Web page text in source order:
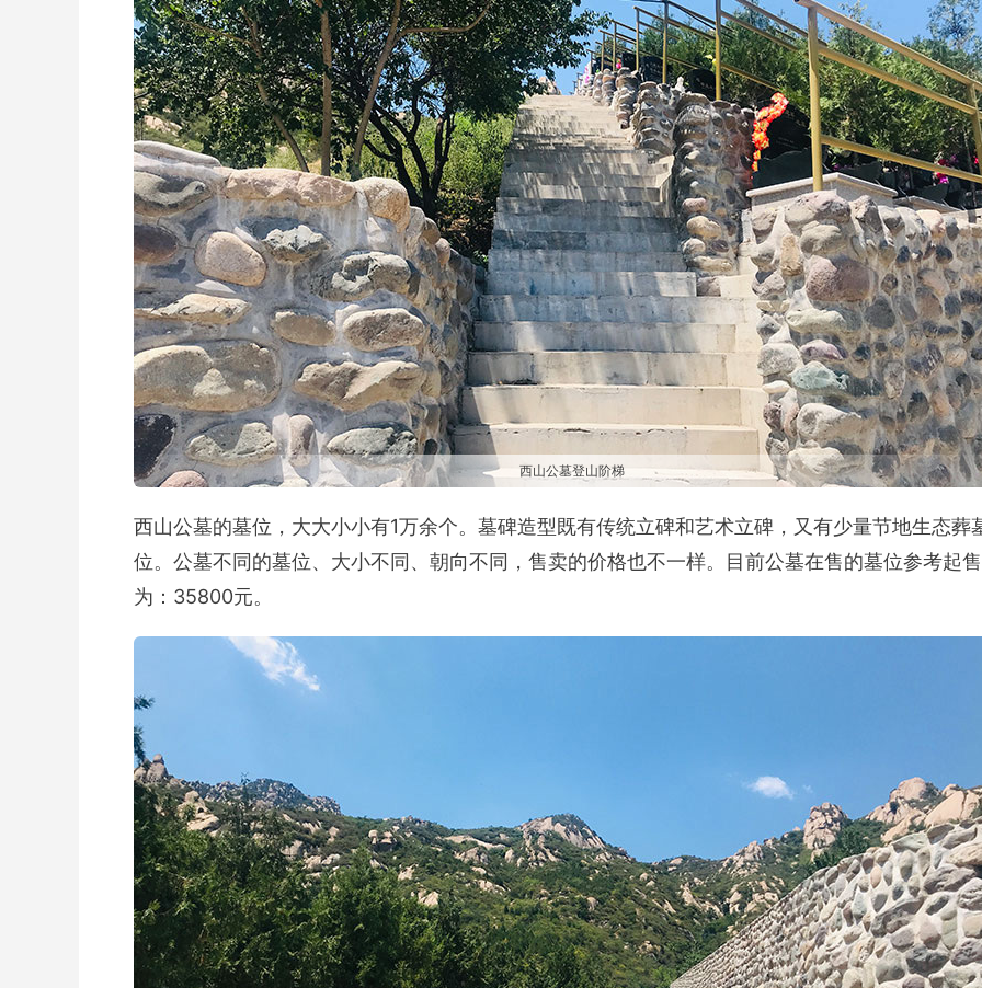
西山公墓登山阶梯
西山公墓的墓位，大大小小有1万余个。墓碑造型既有传统立碑和艺术立碑，又有少量节地生态葬
位。公墓不同的墓位、大小不同、朝向不同，售卖的价格也不一样。目前公墓在售的墓位参考起
为：35800元。